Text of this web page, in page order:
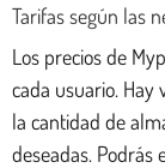
Tarifas según las
Los precios de
cada usuario. Hay
la cantidad de
deseadas. Podrás